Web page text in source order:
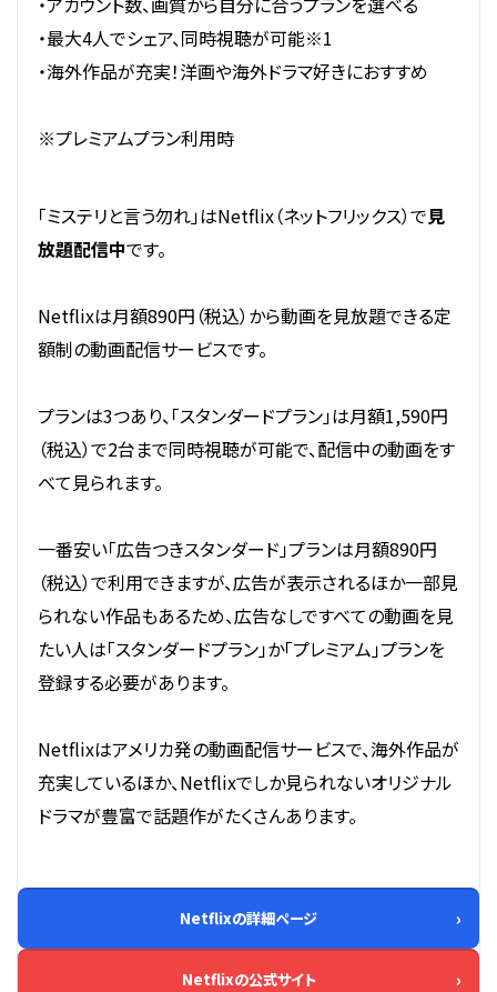
・最大4人でシェア、同時視聴が可能※1
・海外作品が充実！洋画や海外ドラマ好きにおすすめ
※プレミアムプラン利用時
「ミステリと言う勿れ」はNetflix（ネットフリックス）で見
放題配信中です。
Netflixは月額890円（税込）から動画を見放題できる定
額制の動画配信サービスです。
プランは3つあり、「スタンダードプラン」は月額1,590円
（税込）で2台まで同時視聴が可能で、配信中の動画をす
べて見られます。
一番安い「広告つきスタンダード」プランは月額890円
（税込）で利用できますが、広告が表示されるほか一部見
られない作品もあるため、広告なしですべての動画を見
たい人は「スタンダードプラン」か「プレミアム」プランを
登録する必要があります。
Netflixはアメリカ発の動画配信サービスで、海外作品が
充実しているほか、Netflixでしか見られないオリジナル
ドラマが豊富で話題作がたくさんあります。
Netflixの詳細ページ
Netflixの公式サイト